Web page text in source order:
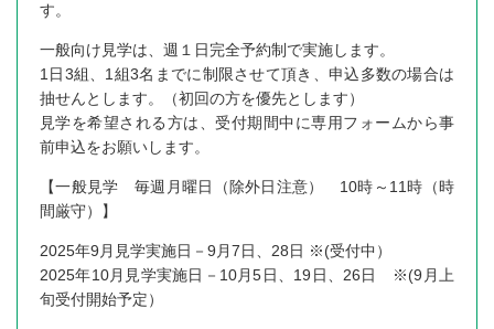
す。
一般向け見学は、週１日完全予約制で実施します。
1日3組、1組3名までに制限させて頂き、申込多数の場合は
抽せんとします。（初回の方を優先とします）
見学を希望される方は、受付期間中に専用フォームから事
前申込をお願いします。
【一般見学 毎週月曜日（除外日注意） 10時～11時（時
間厳守）】
2025年9月見学実施日－9月7日、28日 ※(受付中）
2025年10月見学実施日－10月5日、19日、26日 ※(9月上
旬受付開始予定）